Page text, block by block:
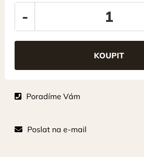
-
Poradíme Vám
Poslat na e-mail